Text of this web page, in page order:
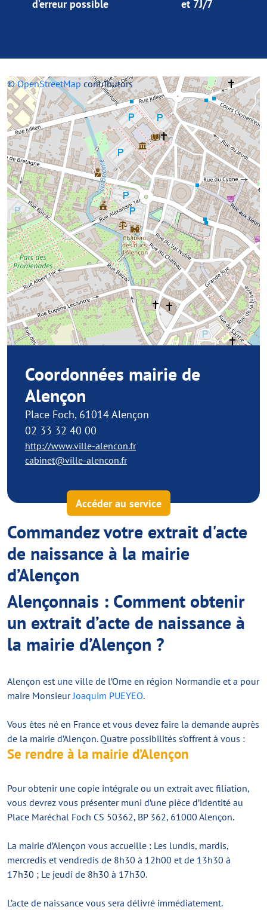
d’erreur possible
et 7J/7
+−
©OpenStreetMap contributors
Coordonnées mairie de
Alençon
Place Foch, 61014 Alençon
02 33 32 40 00
http://www.ville-alencon.fr
cabinet@ville-alencon.fr
Accéder au service
Commandez votre extrait d'acte
de naissance à la mairie
d’Alençon
Alençonnais : Comment obtenir
un extrait d’acte de naissance à
la mairie d’Alençon ?
Alençon est une ville de l’Orne en région Normandie et a pour
maire MonsieurJoaquim PUEYEO.
Vous êtes né en France et vous devez faire la demande auprès
de la mairie d’Alençon. Quatre possibilités s’offrent à vous :
Se rendre à la mairie d’Alençon
Pour obtenir une copie intégrale ou un extrait avec filiation,
vous devrez vous présenter muni d’une pièce d’identité au
Place Maréchal Foch CS 50362, BP 362, 61000 Alençon.
La mairie d’Alençon vous accueille : Les lundis, mardis,
mercredis et vendredis de 8h30 à 12h00 et de 13h30 à
17h30 ; Le jeudi de 8h30 à 17h30.
L’acte de naissance vous sera délivré immédiatement.